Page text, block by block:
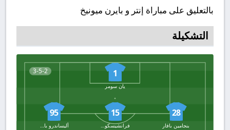
بالتعليق على مباراة إنتر و بايرن ميونيخ
التشكيلة
3-5-2 1
يان سومر
28
بنجامين بافار
15
فرانشيسكو أتشيربي
95
أليساندرو باستوني